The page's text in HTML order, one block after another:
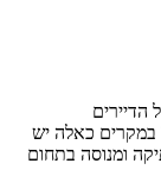
במקרים כאלה יש
ומנוסה בתחום